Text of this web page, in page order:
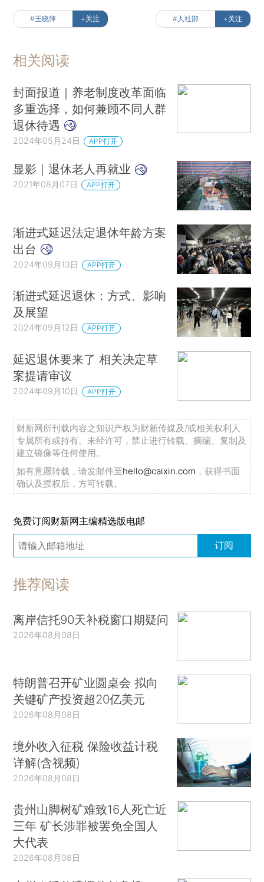
#王晓萍 +关注 #人社部 +关注
相关阅读
封面报道｜养老制度改革面临
多重选择，如何兼顾不同人群
退休待遇
2024年05月24日 APP打开
显影｜退休老人再就业
2021年08月07日 APP打开
渐进式延迟法定退休年龄方案
出台
2024年09月13日 APP打开
渐进式延迟退休：方式、影响
及展望
2024年09月12日 APP打开
延迟退休要来了 相关决定草
案提请审议
2024年09月10日 APP打开
财新网所刊载内容之知识产权为财新传媒及/或相关权利人
专属所有或持有。未经许可，禁止进行转载、摘编、复制及
建立镜像等任何使用。
如有意愿转载，请发邮件至hello@caixin.com ，获得书面
确认及授权后，方可转载。
免费订阅财新网主编精选版电邮
订阅
推荐阅读
离岸信托90天补税窗口期疑问
2026年08月08日
特朗普召开矿业圆桌会 拟向
关键矿产投资超20亿美元
2026年08月08日
境外收入征税 保险收益计税
详解(含视频)
2026年08月08日
贵州山脚树矿难致16人死亡近
三年 矿长涉罪被罢免全国人
大代表
2026年08月08日